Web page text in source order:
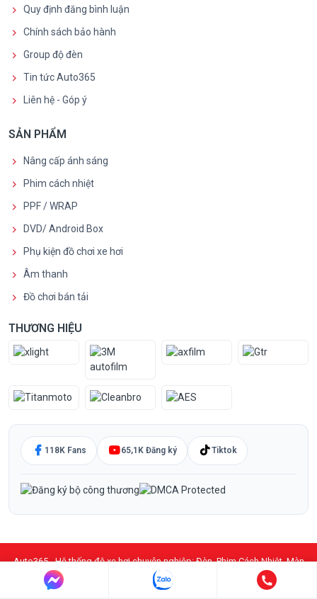
Quy định đăng bình luận
Chính sách bảo hành
Group độ đèn
Tin tức Auto365
Liên hệ - Góp ý
SẢN PHẨM
Nâng cấp ánh sáng
Phim cách nhiệt
PPF / WRAP
DVD/ Android Box
Phụ kiện đồ chơi xe hơi
Âm thanh
Đồ chơi bán tải
THƯƠNG HIỆU
118K Fans 65,1K Đăng ký Tiktok
Auto365 - Hệ thống độ xe hơi chuyên nghiệp: Đèn, Phim Cách Nhiệt, Màn
Hình DVD Android, PPF